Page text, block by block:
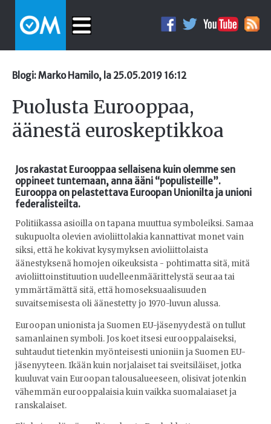
Blogi: Marko Hamilo, la 25.05.2019 16:12
Puolusta Eurooppaa,
äänestä euroskeptikkoa
Jos rakastat Eurooppaa sellaisena kuin olemme sen
oppineet tuntemaan, anna ääni “populisteille”.
Eurooppa on pelastettava Euroopan Unionilta ja unioni
federalisteilta.
Politiikassa asioilla on tapana muuttua symboleiksi. Samaa
sukupuolta olevien avioliittolakia kannattivat monet vain
siksi, että he kokivat kysymyksen avioliittolaista
äänestyksenä homojen oikeuksista - pohtimatta sitä, mitä
avioliittoinstituution uudelleenmäärittelystä seuraa tai
ymmärtämättä sitä, että homoseksuaalisuuden
suvaitsemisesta oli äänestetty jo 1970-luvun alussa.
Euroopan unionista ja Suomen EU-jäsenyydestä on tullut
samanlainen symboli. Jos koet itsesi eurooppalaiseksi,
suhtaudut tietenkin myönteisesti unioniin ja Suomen EU-
jäsenyyteen. Ikään kuin norjalaiset tai sveitsiläiset, jotka
kuuluvat vain Euroopan talousalueeseen, olisivat jotenkin
vähemmän eurooppalaisia kuin vaikka suomalaiaset ja
ranskalaiset.